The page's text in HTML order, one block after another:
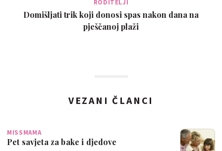
RODITELJI
Domišljati trik koji donosi spas nakon dana na
pješčanoj plaži
VEZANI ČLANCI
MISSMAMA
Pet savjeta za bake i djedove